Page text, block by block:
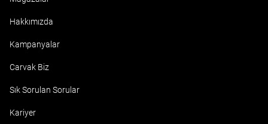
Hakkımızda
Kampanyalar
Carvak Biz
Sık Sorulan Sorular
Kariyer